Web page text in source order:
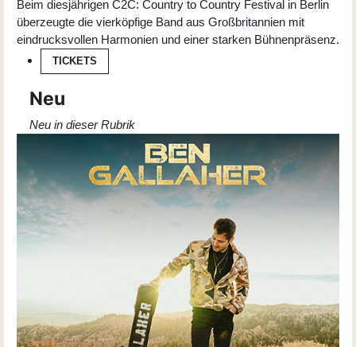
Beim diesjährigen C2C: Country to Country Festival in Berlin
überzeugte die vierköpfige Band aus Großbritannien mit
eindrucksvollen Harmonien und einer starken Bühnenpräsenz.
TICKETS
Neu
Neu in dieser Rubrik